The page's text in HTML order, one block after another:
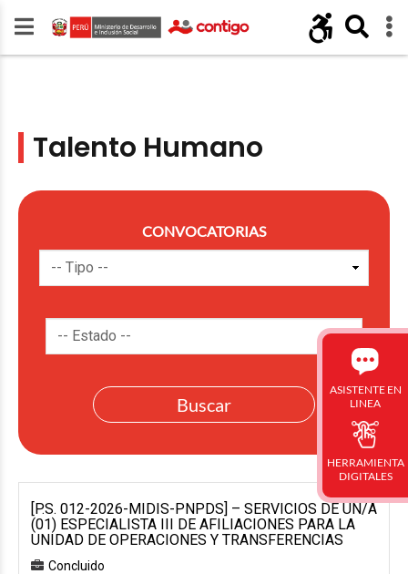
Talento Humano
CONVOCATORIAS
[P.S. 012-2026-MIDIS-PNPDS] – SERVICIOS DE UN/A
(01) ESPECIALISTA III DE AFILIACIONES PARA LA
UNIDAD DE OPERACIONES Y TRANSFERENCIAS
Concluido
ASISTENTE EN
LINEA
HERRAMIENTA
DIGITALES